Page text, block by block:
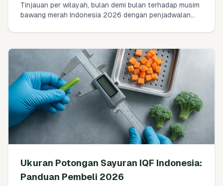
Tinjauan per wilayah, bulan demi bulan terhadap musim
bawang merah Indonesia 2026 dengan penjadwalan
pasar terdekat. Disusun dari pengalaman bertahun-
Ukuran Potongan Sayuran IQF Indonesia:
Panduan Pembeli 2026